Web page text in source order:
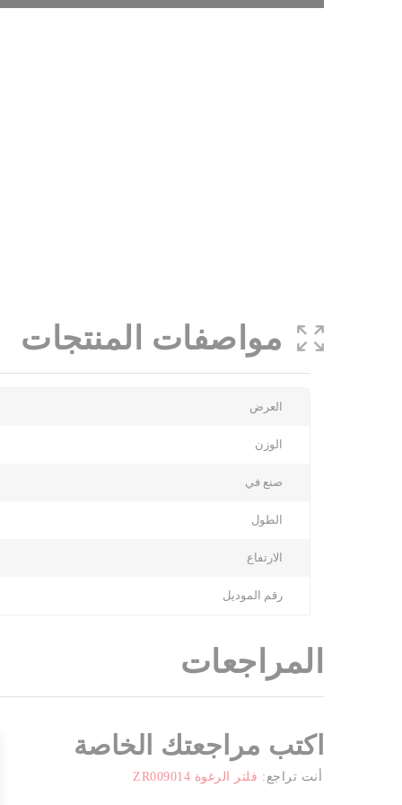
مواصفات المنتجات
العرض
الوزن
صنع في
الطول
الارتفاع
رقم الموديل
المراجعات
اكتب مراجعتك الخاصة
أنت تراجع: فلتر الرغوة ZR009014